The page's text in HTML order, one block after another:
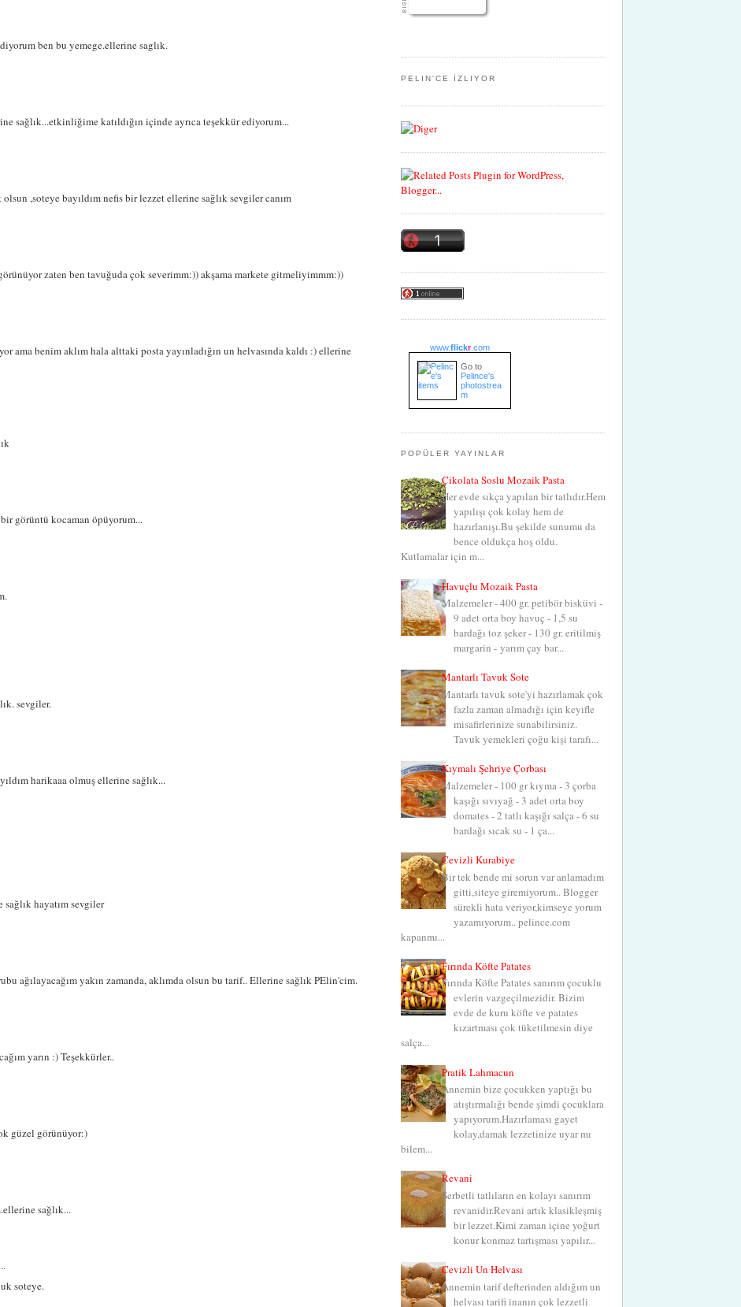
ben bu yemege.ellerine saglık.
sağlık...etkinliğime katıldığın içinde ayrıca teşekkür ediyorum...
,soteye bayıldım nefis bir lezzet ellerine sağlık sevgiler canım
zaten ben tavuğuda çok severimm:)) akşama markete gitmeliyimmm:))
ama benim aklım hala alttaki posta yayınladığın un helvasında kaldı :) ellerine
görüntü kocaman öpüyorum...
sevgiler.
harikaaa olmuş ellerine sağlık...
hayatım sevgiler
ağılayacağım yakın zamanda, aklımda olsun bu tarif.. Ellerine sağlık PElin'cim.
yarın :) Teşekkürler..
güzel görünüyor:)
sağlık...
soteye.
PELIN'CE İZLIYOR
www.flickr.com
Go to
Pelince's
photostrea
m
POPÜLER YAYINLAR
Çikolata Soslu Mozaik Pasta
Her evde sıkça yapılan bir tatlıdır.Hem
yapılışı çok kolay hem de
hazırlanışı.Bu şekilde sunumu da
bence oldukça hoş oldu.
Kutlamalar için m...
Havuçlu Mozaik Pasta
Malzemeler - 400 gr. petibör bisküvi -
9 adet orta boy havuç - 1,5 su
bardağı toz şeker - 130 gr. eritilmiş
margarin - yarım çay bar...
Mantarlı Tavuk Sote
Mantarlı tavuk sote'yi hazırlamak çok
fazla zaman almadığı için keyifle
misafirlerinize sunabilirsiniz.
Tavuk yemekleri çoğu kişi tarafı...
Kıymalı Şehriye Çorbası
Malzemeler - 100 gr kıyma - 3 çorba
kaşığı sıvıyağ - 3 adet orta boy
domates - 2 tatlı kaşığı salça - 6 su
bardağı sıcak su - 1 ça...
Cevizli Kurabiye
Bir tek bende mi sorun var anlamadım
gitti,siteye giremiyorum.. Blogger
sürekli hata veriyor,kimseye yorum
yazamıyorum.. pelince.com
kapanmı...
Fırında Köfte Patates
Fırında Köfte Patates sanırım çocuklu
evlerin vazgeçilmezidir. Bizim
evde de kuru köfte ve patates
kızartması çok tüketilmesin diye
salça...
Pratik Lahmacun
Annemin bize çocukken yaptığı bu
atıştırmalığı bende şimdi çocuklara
yapıyorum.Hazırlaması gayet
kolay,damak lezzetinize uyar mı
bilem...
Revani
Şerbetli tatlıların en kolayı sanırım
revanidir.Revani artık klasikleşmiş
bir lezzet.Kimi zaman içine yoğurt
konur konmaz tartışması yapılır...
Cevizli Un Helvası
Annemin tarif defterinden aldığım un
helvası tarifi inanın çok lezzetli